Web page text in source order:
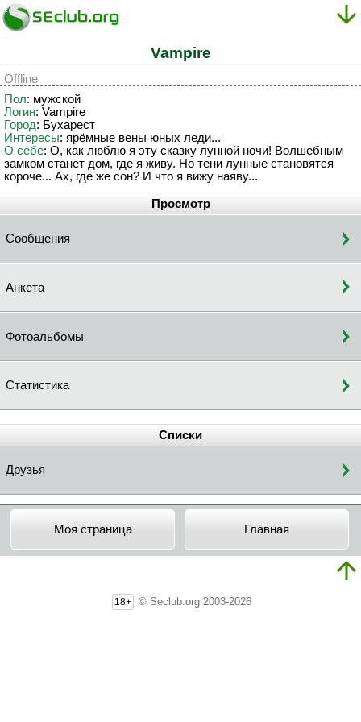
Vampire
Offline
Пол: мужской
Логин: Vampire
Город: Бухарест
Интересы: ярёмные вены юных леди...
О себе: О, как люблю я эту сказку лунной ночи! Волшебным
замком станет дом, где я живу. Но тени лунные становятся
короче... Ах, где же сон? И что я вижу наяву...
Просмотр
Сообщения
Анкета
Фотоальбомы
Статистика
Списки
Друзья
Моя страница Главная
18+ © Seclub.org 2003-2026